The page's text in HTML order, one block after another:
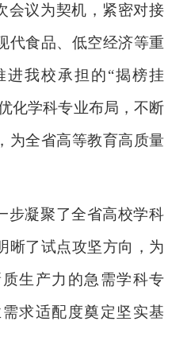
会议为契机，紧密对接
代食品、低空经济等重
进我校承担的“揭榜挂
化学科专业布局，不断
为全省高等教育高质量
步凝聚了全省高校学科
晰了试点攻坚方向，为
生产力的急需学科专
求适配度奠定坚实基